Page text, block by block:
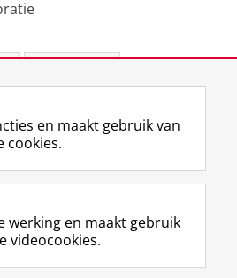
F
a
e
b
L
i
k
e
R
S
-
f
I
n
t
Y
o
T
en maakt gebruik van
cookies.
werking en maakt gebruik
videocookies.